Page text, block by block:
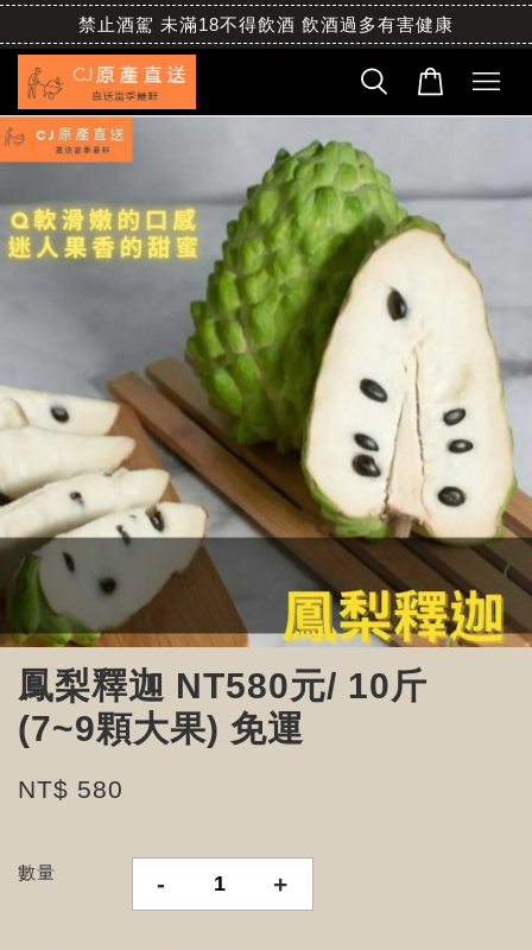
禁止酒駕 未滿18不得飲酒 飲酒過多有害健康
鳳梨釋迦 NT580元/ 10斤
(7~9顆大果) 免運
NT$ 580
數量 - +